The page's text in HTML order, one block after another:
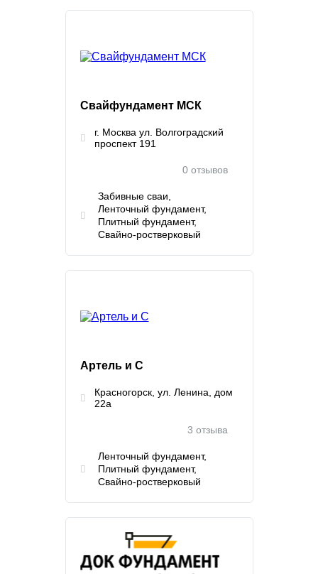
Свайфундамент МСК
г. Москва ул. Волгоградский
проспект 191
0 отзывов
Забивные сваи
Ленточный фундамент
Плитный фундамент
Свайно-ростверковый
Артель и С
Красногорск, ул. Ленина, дом
22а
3 отзыва
Ленточный фундамент
Плитный фундамент
Свайно-ростверковый